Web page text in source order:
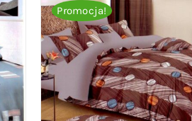
40,00 zł.
Promocja!
DODAJ DO KOSZYKA /